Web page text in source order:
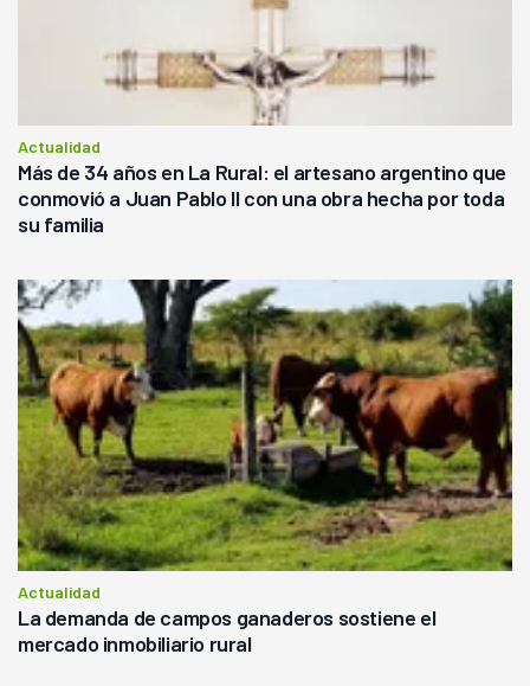
Actualidad
Más de 34 años en La Rural: el artesano argentino que
conmovió a Juan Pablo II con una obra hecha por toda
su familia
Actualidad
La demanda de campos ganaderos sostiene el
mercado inmobiliario rural